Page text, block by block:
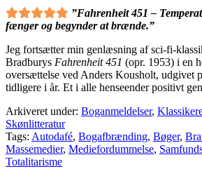
”Fahrenheit 451 –
fænger og begynder at brænde.”
Jeg fortsætter min genlæsning af sci-fi-
Bradburys Fahrenheit 451 (opr. 1953) i en
oversættelse ved Anders Kousholt, udgivet
tidligere i år. Et i alle henseender positivt
Arkiveret under: Boganmeldelser,
Skønlitteratur
Tags: Autodafé, Bogafbrænding, Bøger,
Massemedier, Mediefordummelse,
Totalitarisme